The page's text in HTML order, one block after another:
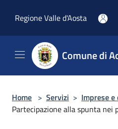
Regione Valle d'Aosta
Comune di
Home > Servizi > Imprese e
Partecipazione alla spunta nei